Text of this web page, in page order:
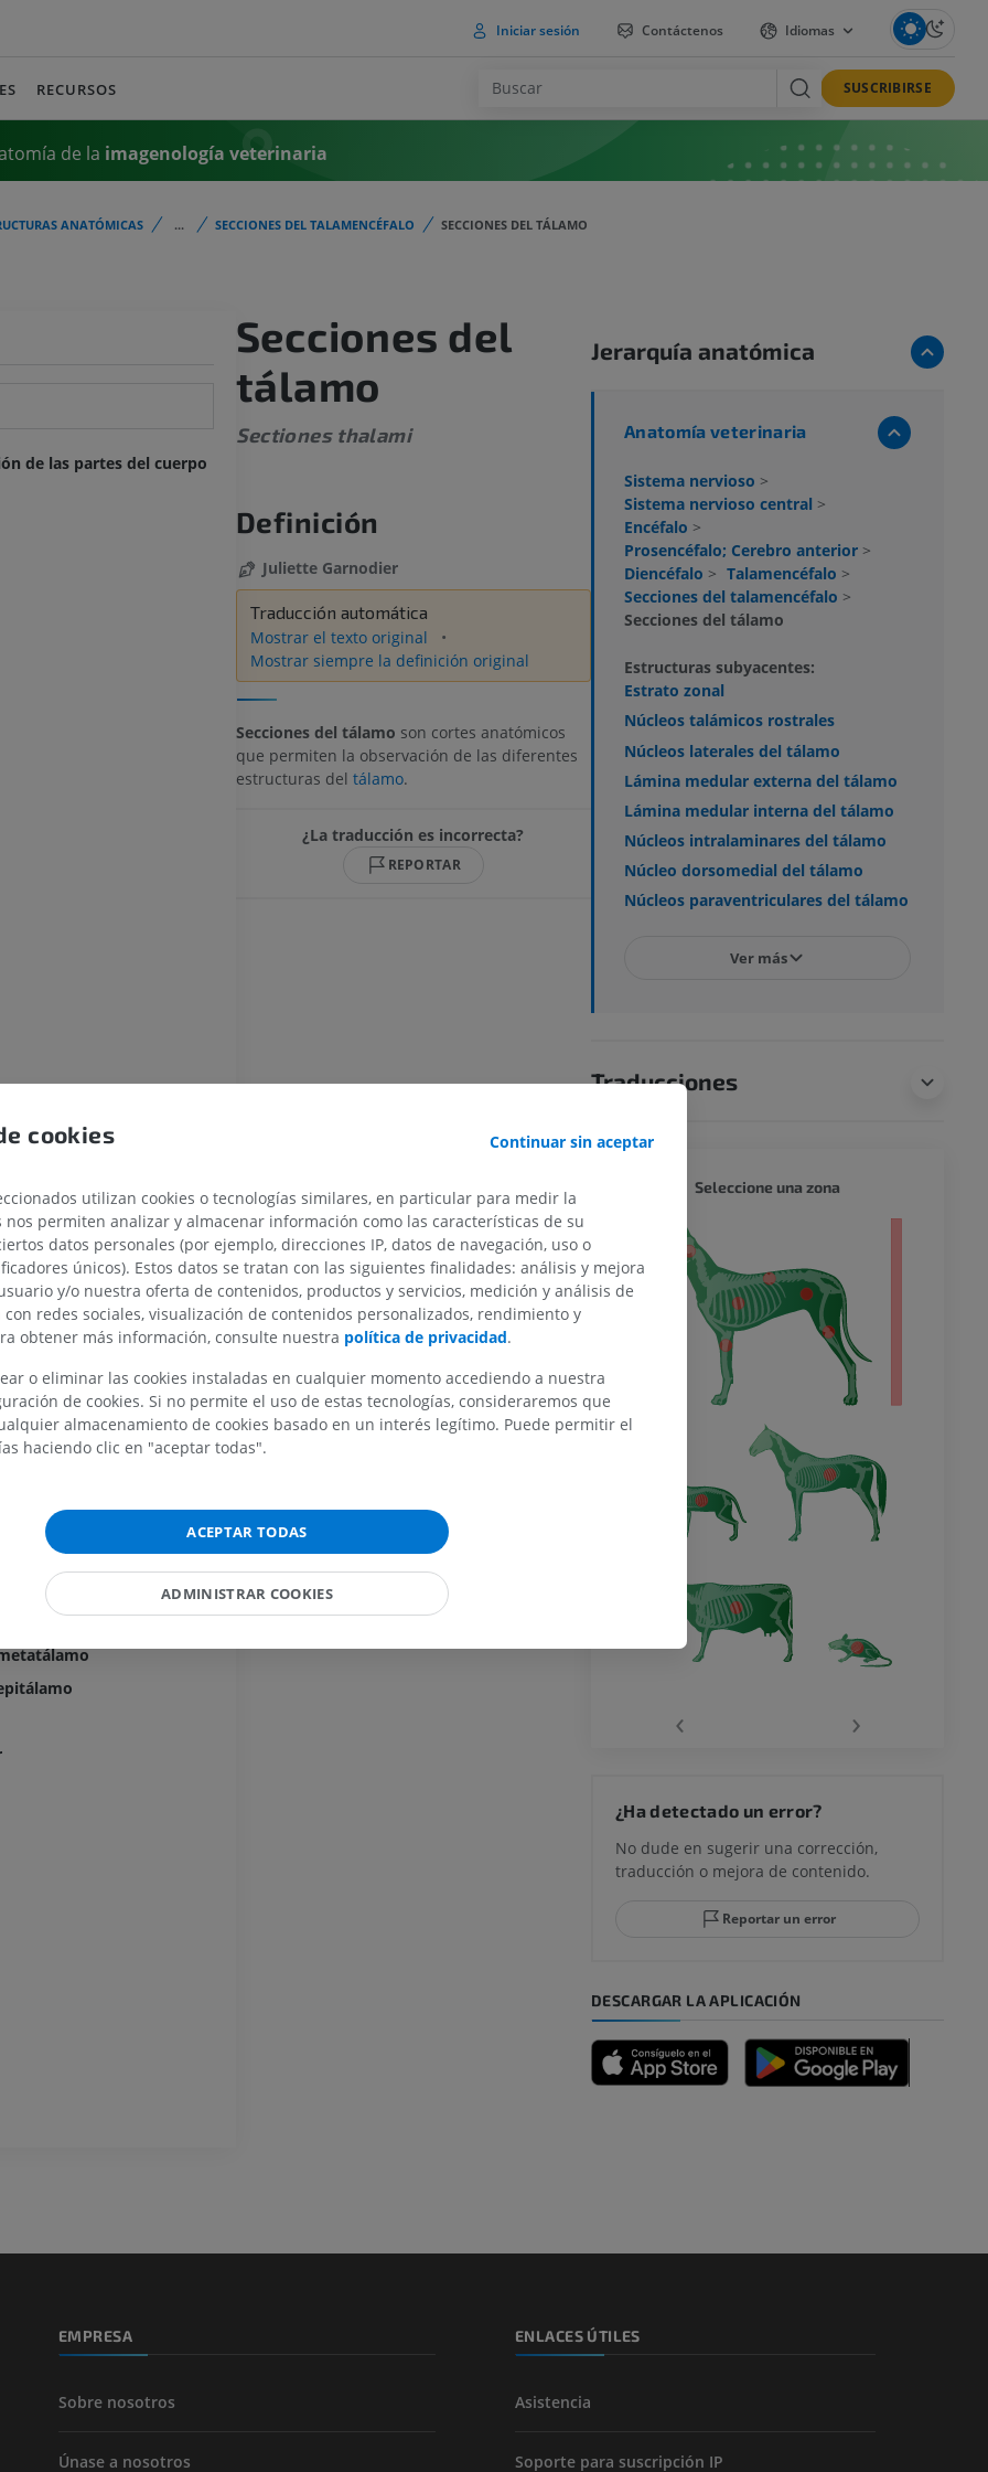
Iniciar sesión Contáctenos Idiomas
RECURSOS SUSCRIBIRSE
de la imagenología veterinaria
ANATÓMICAS ... SECCIONES DEL TALAMENCÉFALO SECCIONES DEL TÁLAMO
de las partes del cuerpo
gris
Secciones del
tálamo
Sectiones thalami
Definición
Juliette Garnodier
Traducción automática
Mostrar el texto original
Mostrar siempre la definición original
Secciones del tálamo son cortes anatómicos
que permiten la observación de las diferentes
estructuras del tálamo.
¿La traducción es incorrecta?
REPORTAR
Jerarquía anatómica
Anatomía veterinaria
Sistema nervioso >
Sistema nervioso central >
Encéfalo >
Prosencéfalo; Cerebro anterior >
Diencéfalo > Talamencéfalo >
Secciones del talamencéfalo >
Secciones del tálamo
Estructuras subyacentes:
Estrato zonal
Núcleos talámicos rostrales
Núcleos laterales del tálamo
Lámina medular externa del tálamo
Lámina medular interna del tálamo
Núcleos intralaminares del tálamo
Núcleo dorsomedial del tálamo
Núcleos paraventriculares del tálamo
Ver más
Traducciones
Caballo - Osteología
Ilustraciones
PREMIUM
Caballo - Osteología
GRATIS
Caballo - carpo
Caballo – Miología
Ilustraciones
Caballo - Dedo
Ratón - Cuerpo entero
TAC
GRATIS
Seleccione una zona
‹ ›
¿Ha detectado un error?
No dude en sugerir una corrección,
traducción o mejora de contenido.
Reportar un error
DESCARGAR LA APLICACIÓN
EMPRESA
Sobre nosotros
Únase a nosotros
ENLACES ÚTILES
Asistencia
Soporte para suscripción IP
cookies Continuar sin aceptar
utilizan cookies o tecnologías similares, en particular para medir la
nos permiten analizar y almacenar información como las características de su
datos personales (por ejemplo, direcciones IP, datos de navegación, uso o
únicos). Estos datos se tratan con las siguientes finalidades: análisis y mejora
y/o nuestra oferta de contenidos, productos y servicios, medición y análisis de
redes sociales, visualización de contenidos personalizados, rendimiento y
obtener más información, consulte nuestra política de privacidad.
o eliminar las cookies instaladas en cualquier momento accediendo a nuestra
de cookies. Si no permite el uso de estas tecnologías, consideraremos que
almacenamiento de cookies basado en un interés legítimo. Puede permitir el
haciendo clic en "aceptar todas".
ACEPTAR TODAS
ADMINISTRAR COOKIES